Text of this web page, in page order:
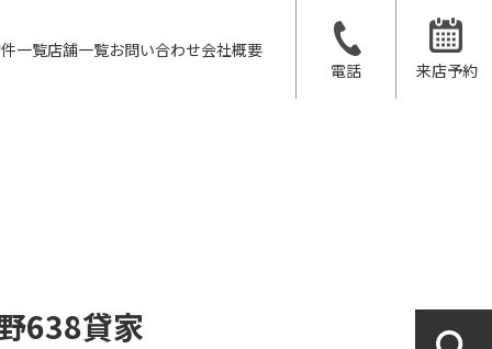
一覧店舗一覧お問い合わせ会社概要
電話
来店予約
638貸家